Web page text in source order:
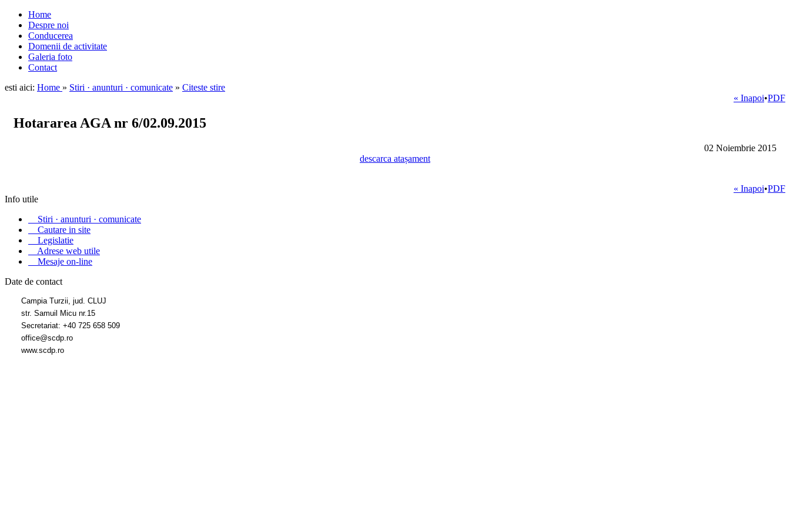
Home
Despre noi
Conducerea
Domenii de activitate
Galeria foto
Contact
esti aici: Home » Stiri · anunturi · comunicate » Citeste stire
« Inapoi•PDF
Hotararea AGA nr 6/02.09.2015
02 Noiembrie 2015
descarca atașament
« Inapoi•PDF
Info utile
Stiri · anunturi · comunicate
Cautare in site
Legislatie
Adrese web utile
Mesaje on-line
Date de contact
Campia Turzii, jud. CLUJ
str. Samuil Micu nr.15
Secretariat: +40 725 658 509
office@scdp.ro
www.scdp.ro